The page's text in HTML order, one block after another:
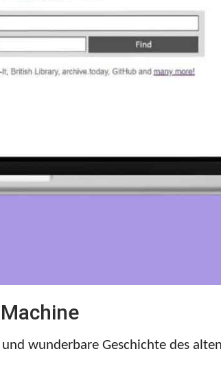
wunderbare Geschichte des